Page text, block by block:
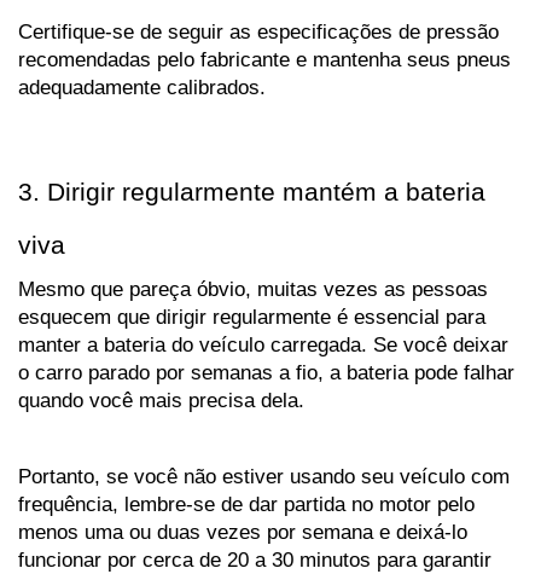
Certifique-se de seguir as especificações de pressão
recomendadas pelo fabricante e mantenha seus pneus
adequadamente calibrados.
3. Dirigir regularmente mantém a bateria
viva
Mesmo que pareça óbvio, muitas vezes as pessoas
esquecem que dirigir regularmente é essencial para
manter a bateria do veículo carregada. Se você deixar
o carro parado por semanas a fio, a bateria pode falhar
quando você mais precisa dela.
Portanto, se você não estiver usando seu veículo com
frequência, lembre-se de dar partida no motor pelo
menos uma ou duas vezes por semana e deixá-lo
funcionar por cerca de 20 a 30 minutos para garantir